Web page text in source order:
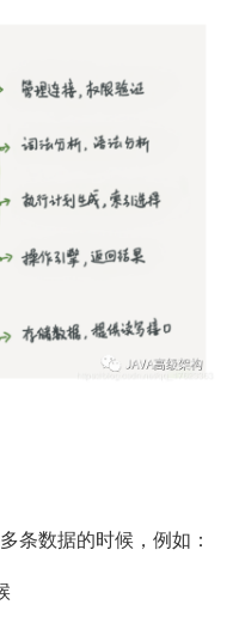
条数据的时候，例如：